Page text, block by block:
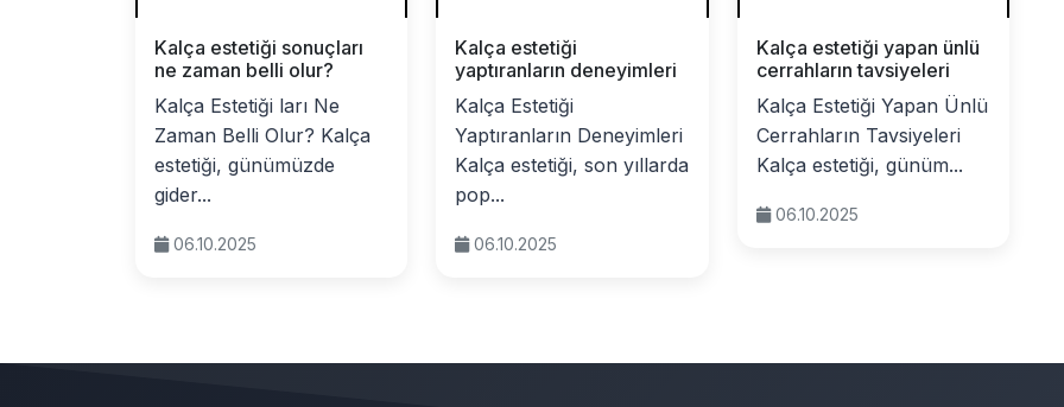
Kalça estetiği sonuçları
ne zaman belli olur?
Kalça Estetiği ları Ne
Zaman Belli Olur? Kalça
estetiği, günümüzde
gider...
06.10.2025
Kalça estetiği
yaptıranların deneyimleri
Kalça Estetiği
Yaptıranların Deneyimleri
Kalça estetiği, son yıllarda
pop...
06.10.2025
Kalça estetiği yapan ünlü
cerrahların tavsiyeleri
Kalça Estetiği Yapan Ünlü
Cerrahların Tavsiyeleri
Kalça estetiği, günüm...
06.10.2025